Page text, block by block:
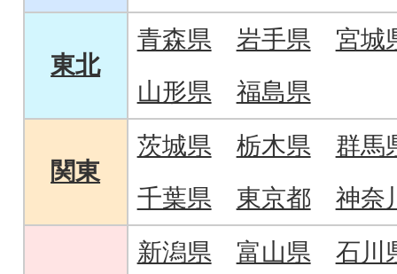
東北
青森県 岩手県
宮城
山形県
福島県
関東
茨城県 栃木県
群馬
千葉県
東京都 神奈
新潟県 富山県
石川